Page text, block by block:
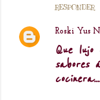
RESPONDER
Roski Yus
Que
sabores